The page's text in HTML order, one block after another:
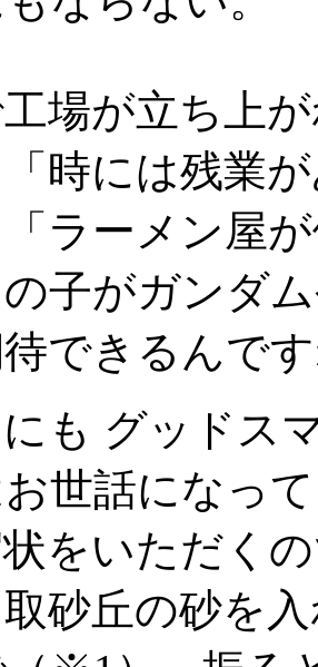
場が立ち上
時には残業
ラーメン屋
子がガンダ
できるんで
も グッドス
お世話になっ
をいただく
砂丘の砂を